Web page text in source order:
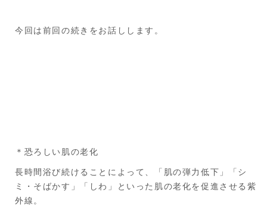
今回は前回の続きをお話しします。
＊恐ろしい肌の老化
長時間浴び続けることによって、「肌の弾力低下」「シ
ミ・そばかす」「しわ」といった肌の老化を促進させる紫
外線。